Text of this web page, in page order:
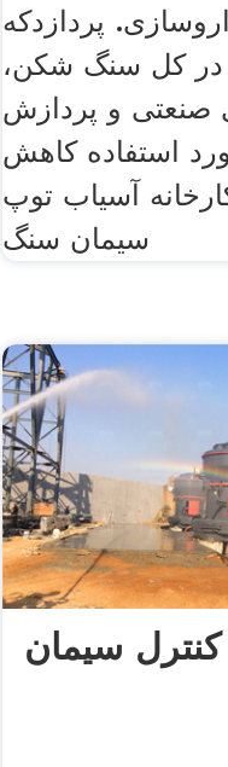
پردازدکه
در کل سنگ شکن،
صنعتی و پردازش
استفاده کاهش
آسیاب توپ
سیمان سنگ
سیمان